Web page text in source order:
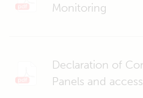
Monitoring
Declaration of
Panels and